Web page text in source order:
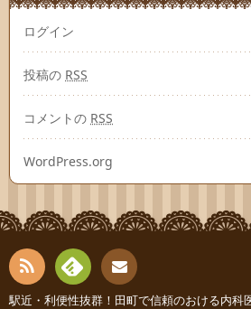
ログイン
投稿の RSS
コメントの RSS
WordPress.org
RSS Fee お問
駅近・利便性抜群！田町で信頼のおける内科